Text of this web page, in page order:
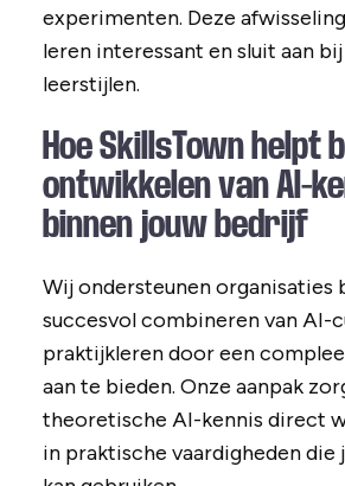
experimenten. Deze
leren interessant en sluit aan
leerstijlen.
Hoe SkillsTown helpt
ontwikkelen van AI-
binnen jouw bedrijf
Wij ondersteunen organisaties
succesvol combineren van AI-
praktijkleren door een
aan te bieden. Onze aanpak
theoretische AI-kennis direct
in praktische vaardigheden die